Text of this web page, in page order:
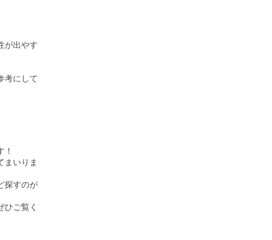
が出やす
考にして
まいりま
探すのが
ご覧く